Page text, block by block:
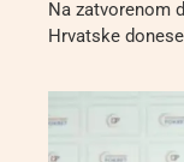
Na zatvorenom
Hrvatske